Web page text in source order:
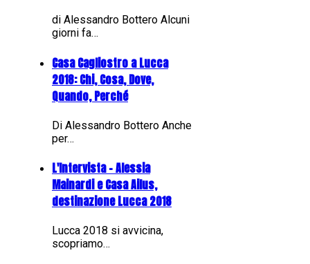
di Alessandro Bottero Alcuni
giorni fa…
Casa Cagliostro a Lucca
2018: Chi, Cosa, Dove,
Quando, Perché
Di Alessandro Bottero Anche
per…
L'Intervista - Alessia
Mainardi e Casa Ailus,
destinazione Lucca 2018
Lucca 2018 si avvicina,
scopriamo…